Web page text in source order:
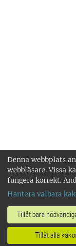
Denna webbplats
webbläsare. Vissa
fungera korrekt.
Hantera valbara
Tillåt bara
Tillåt alla